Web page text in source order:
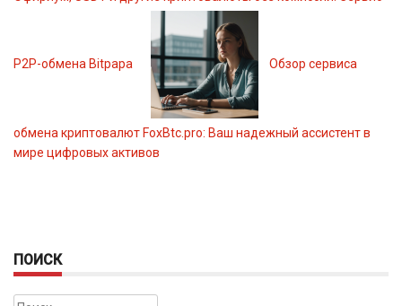
P2P-обмена Bitpapa Обзор сервиса
обмена криптовалют FoxBtc.pro: Ваш надежный ассистент в
мире цифровых активов
ПОИСК